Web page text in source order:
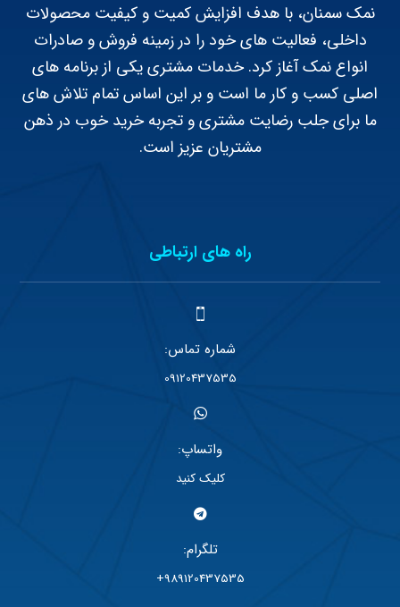
نمک سمنان، با هدف افزایش کمیت و کیفیت محصولات
داخلی، فعالیت های خود را در زمینه فروش و صادرات
انواع نمک آغاز کرد. خدمات مشتری یکی از برنامه های
اصلی کسب و کار ما است و بر این اساس تمام تلاش های
ما برای جلب رضایت مشتری و تجربه خرید خوب در ذهن
مشتریان عزیز است.
راه های ارتباطی
شماره تماس:
09120437535
واتساپ:
کلیک کنید
تلگرام:
989120437535+